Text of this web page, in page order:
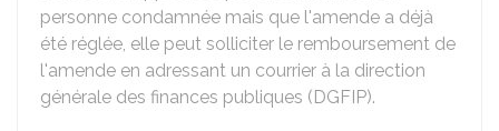
personne condamnée mais que l'amende a déjà
été réglée, elle peut solliciter le remboursement de
l'amende en adressant un courrier à la direction
générale des finances publiques (DGFIP).